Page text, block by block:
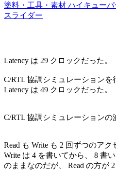
塗料・工具・素材 ハイキュー
スライダー
Latency は 29 クロックだった。
C/RTL 協調シミュレーションを
Latency は 49 クロックだった。
C/RTL 協調シミュレーションの
Read も Write も 2 回ずつのアク
Write は 4 を書いてから、 8 書
のままなのだが、 Read の方が